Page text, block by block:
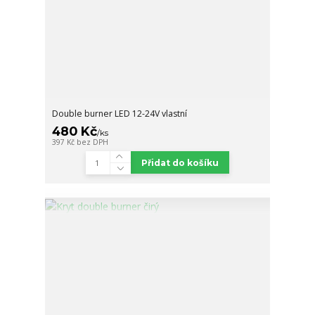
Double burner LED 12-24V vlastní
480 Kč/ks
397 Kč bez DPH
Přidat do košíku